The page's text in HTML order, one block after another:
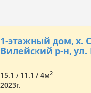
1-этажный дом, х.
Вилейский р-н, ул.
15.1 / 11.1 / 4м2
2023г.